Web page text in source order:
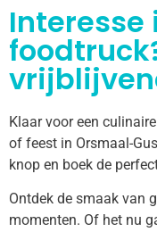
Interesse
Klaar voor een
of feest in Orsmaal-
knop en boek de
Ontdek de smaak van
momenten. Of het nu